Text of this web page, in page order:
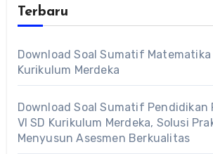
Terbaru
Download Soal Sumatif Matematika
Kurikulum Merdeka
Download Soal Sumatif Pendidikan
VI SD Kurikulum Merdeka, Solusi
Menyusun Asesmen Berkualitas